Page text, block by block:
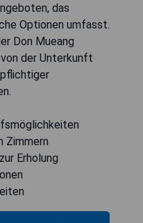
das
Optionen umfasst.
Don Mueang
der Unterkunft
Zimmern
Erholung